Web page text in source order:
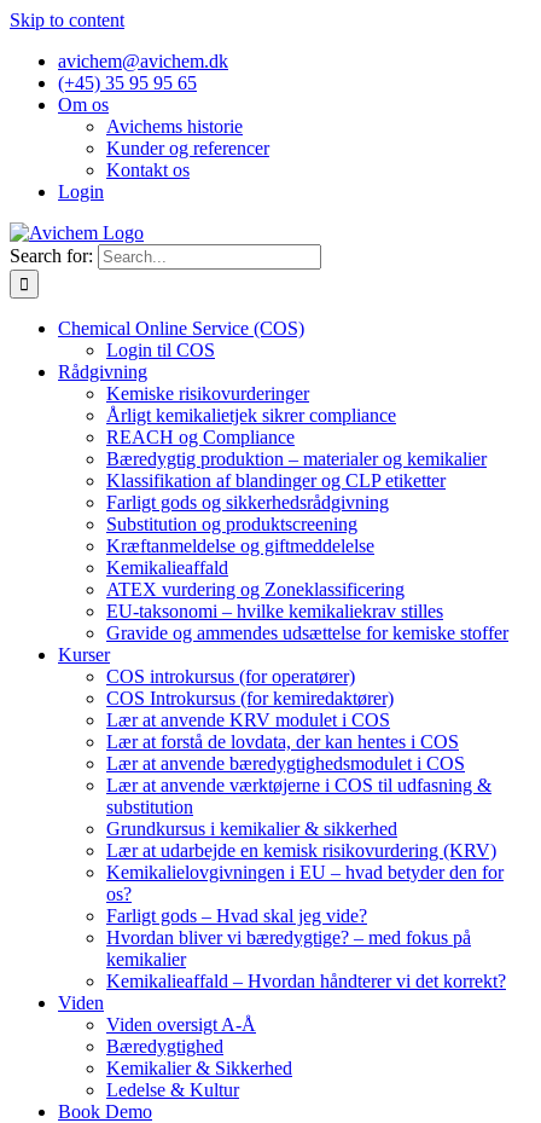
Skip to content
avichem@avichem.dk
(+45) 35 95 95 65
Om os
Avichems historie
Kunder og referencer
Kontakt os
Login
Search for:
Chemical Online Service (COS)
Login til COS
Rådgivning
Kemiske risikovurderinger
Årligt kemikalietjek sikrer compliance
REACH og Compliance
Bæredygtig produktion – materialer og kemikalier
Klassifikation af blandinger og CLP etiketter
Farligt gods og sikkerhedsrådgivning
Substitution og produktscreening
Kræftanmeldelse og giftmeddelelse
Kemikalieaffald
ATEX vurdering og Zoneklassificering
EU-taksonomi – hvilke kemikaliekrav stilles
Gravide og ammendes udsættelse for kemiske stoffer
Kurser
COS introkursus (for operatører)
COS Introkursus (for kemiredaktører)
Lær at anvende KRV modulet i COS
Lær at forstå de lovdata, der kan hentes i COS
Lær at anvende bæredygtighedsmodulet i COS
Lær at anvende værktøjerne i COS til udfasning &
substitution
Grundkursus i kemikalier & sikkerhed
Lær at udarbejde en kemisk risikovurdering (KRV)
Kemikalielovgivningen i EU – hvad betyder den for
os?
Farligt gods – Hvad skal jeg vide?
Hvordan bliver vi bæredygtige? – med fokus på
kemikalier
Kemikalieaffald – Hvordan håndterer vi det korrekt?
Viden
Viden oversigt A-Å
Bæredygtighed
Kemikalier & Sikkerhed
Ledelse & Kultur
Book Demo